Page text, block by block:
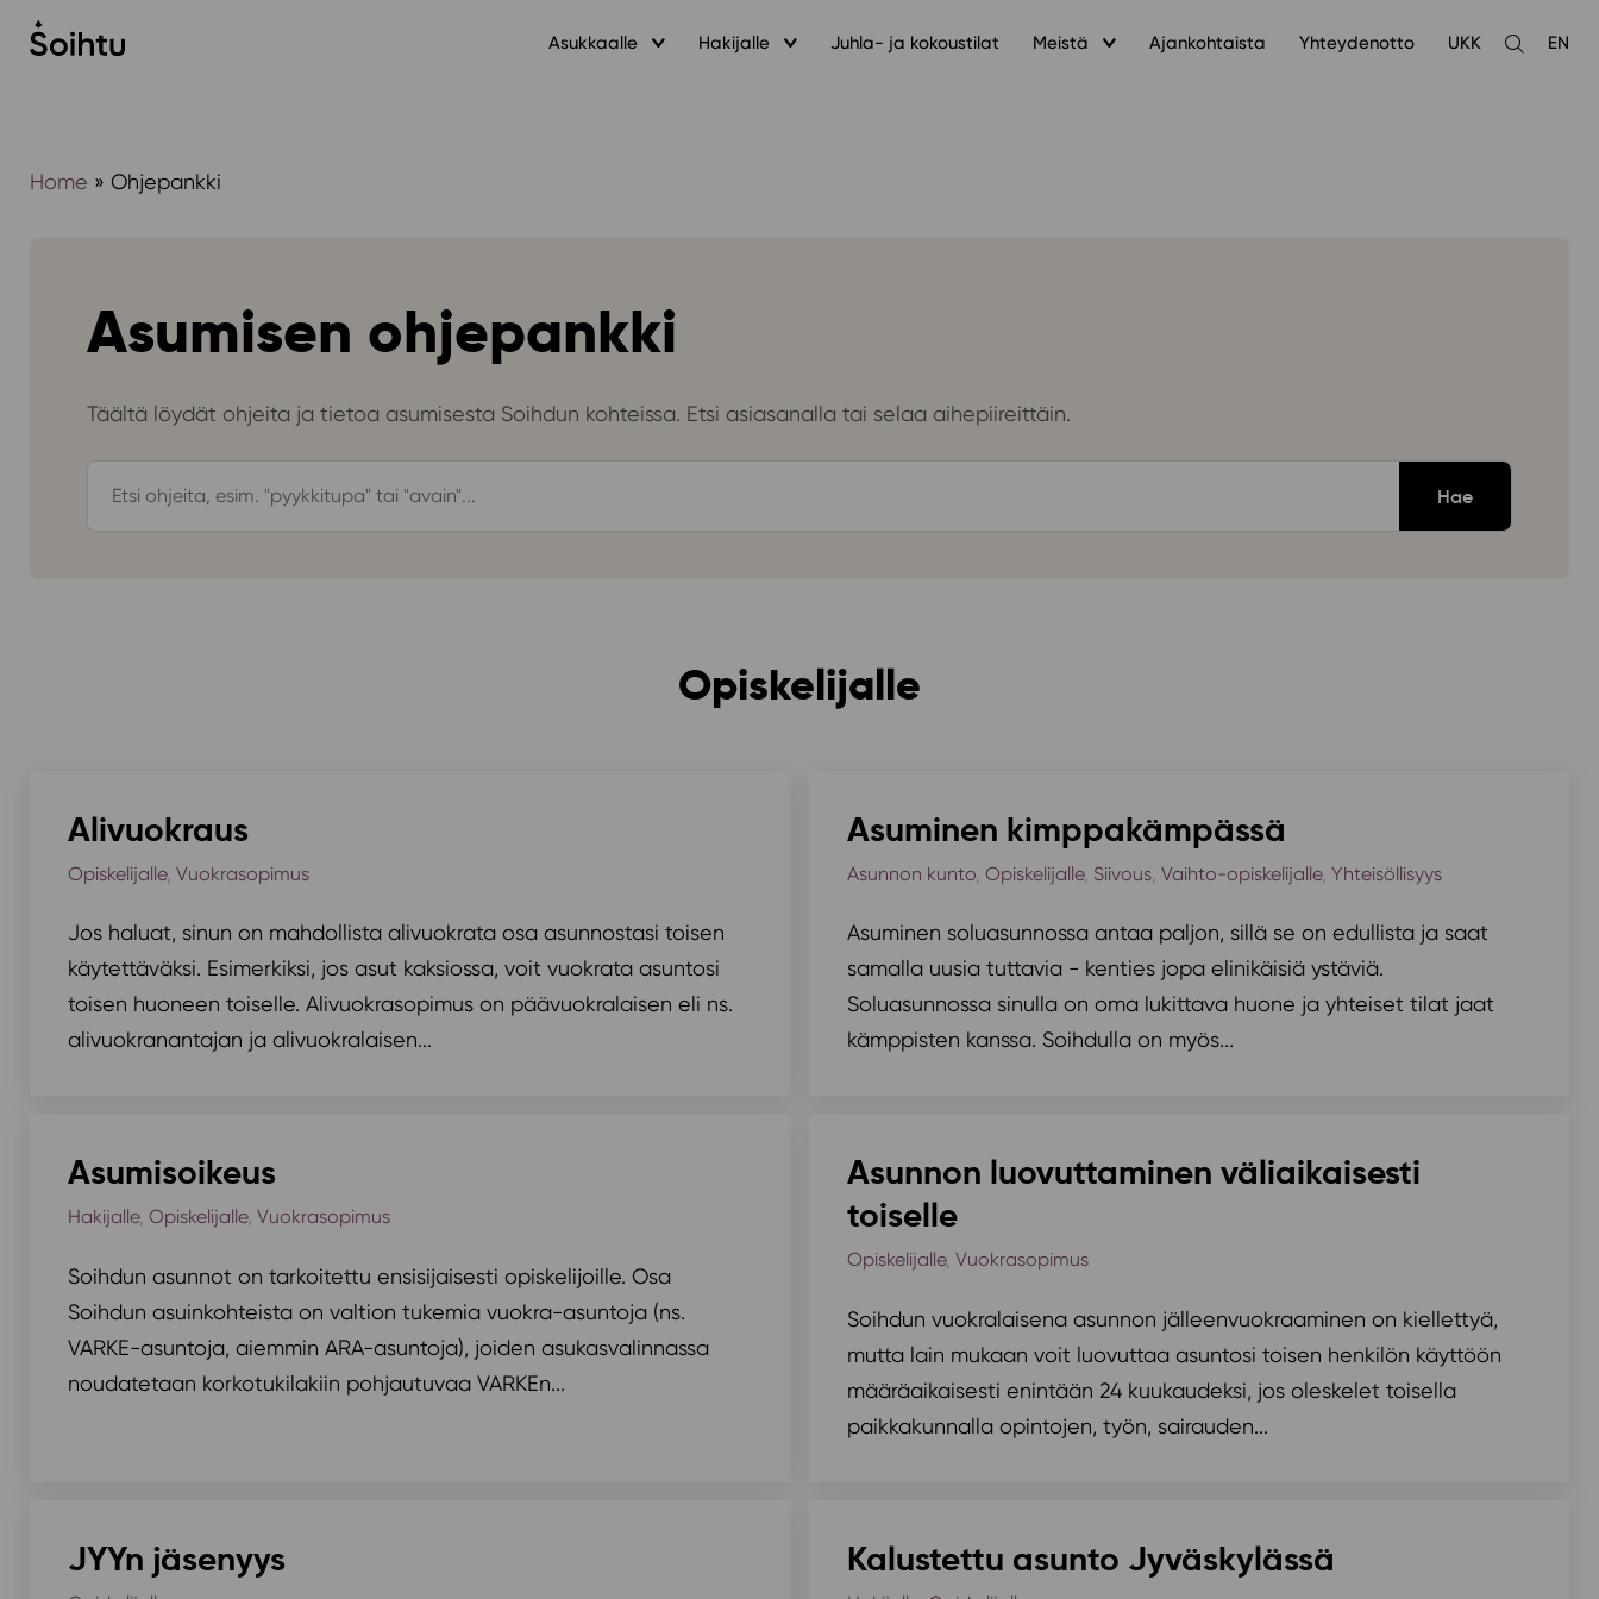
Siirry
sisältöön
Asukkaalle Hakijalle Juhla- ja kokoustilat Meistä Ajankohtaista Yhteydenotto UKK
Avaa
EN
Home » Ohjepankki
Asumisen ohjepankki
Täältä löydät ohjeita ja tietoa asumisesta Soihdun kohteissa. Etsi asiasanalla tai selaa aihepiireittäin.
ohjepankista
Opiskelijalle
Alivuokraus
Opiskelijalle, Vuokrasopimus
Jos haluat, sinun on mahdollista alivuokrata osa asunnostasi toisen
käytettäväksi. Esimerkiksi, jos asut kaksiossa, voit vuokrata asuntosi
toisen huoneen toiselle. Alivuokrasopimus on päävuokralaisen eli ns.
alivuokranantajan ja alivuokralaisen...
Asuminen kimppakämpässä
Asunnon kunto, Opiskelijalle, Siivous, Vaihto-opiskelijalle, Yhteisöllisyys
Asuminen soluasunnossa antaa paljon, sillä se on edullista ja saat
samalla uusia tuttavia - kenties jopa elinikäisiä ystäviä.
Soluasunnossa sinulla on oma lukittava huone ja yhteiset tilat jaat
kämppisten kanssa. Soihdulla on myös...
Asumisoikeus
Hakijalle, Opiskelijalle, Vuokrasopimus
Soihdun asunnot on tarkoitettu ensisijaisesti opiskelijoille. Osa
Soihdun asuinkohteista on valtion tukemia vuokra-asuntoja (ns.
VARKE-asuntoja, aiemmin ARA-asuntoja), joiden asukasvalinnassa
noudatetaan korkotukilakiin pohjautuvaa VARKEn...
Asunnon luovuttaminen väliaikaisesti
toiselle
Opiskelijalle, Vuokrasopimus
Soihdun vuokralaisena asunnon jälleenvuokraaminen on kiellettyä,
mutta lain mukaan voit luovuttaa asuntosi toisen henkilön käyttöön
määräaikaisesti enintään 24 kuukaudeksi, jos oleskelet toisella
paikkakunnalla opintojen, työn, sairauden...
JYYn jäsenyys Kalustettu asunto Jyväskylässä